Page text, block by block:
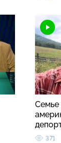
Семье
371